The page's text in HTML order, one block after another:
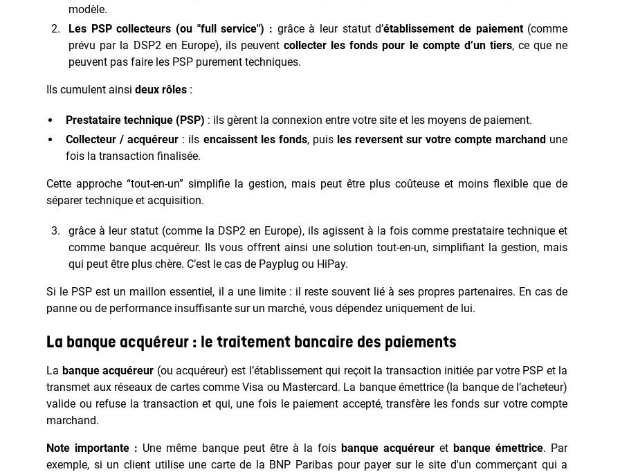
modèle.
Les PSP collecteurs (ou "full service") : grâce à leur statut d’établissement de paiement(comme
prévu par la DSP2 en Europe), ils peuventcollecter les fonds pour le compte d’un tiers, ce que ne
peuvent pas faire les PSP purement techniques.
Ils cumulent ainsideux rôles :
Prestataire technique (PSP) : ils gèrent la connexion entre votre site et les moyens de paiement.
Collecteur / acquéreur : ils encaissent les fonds, puis les reversent sur votre compte marchand une
fois la transaction finalisée.
Cette approche “tout-en-un” simplifie la gestion, mais peut être plus coûteuse et moins flexible que de
séparer technique et acquisition.
grâce à leur statut (comme la DSP2 en Europe), ils agissent à la fois comme prestataire technique et
comme banque acquéreur. Ils vous offrent ainsi une solution tout-en-un, simplifiant la gestion, mais
qui peut être plus chère. C’est le cas de Payplug ou HiPay.
Si le PSP est un maillon essentiel, il a une limite : il reste souvent lié à ses propres partenaires. En cas de
panne ou de performance insuffisante sur un marché, vous dépendez uniquement de lui.
La banque acquéreur : le traitement bancaire des paiements
La banque acquéreur (ou acquéreur) est l’établissement qui reçoit la transaction initiée par votre PSP et la
transmet aux réseaux de cartes comme Visa ou Mastercard. La banque émettrice (la banque de l’acheteur)
valide ou refuse la transaction et qui, une fois le paiement accepté, transfère les fonds sur votre compte
marchand.
Note importante : Une même banque peut être à la fois banque acquéreur etbanque émettrice. Par
exemple, si un client utilise une carte de la BNP Paribas pour payer sur le site d'un commerçant qui a